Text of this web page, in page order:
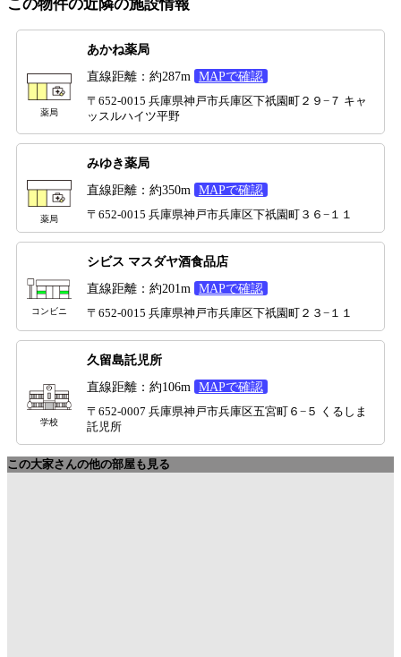
この物件の近隣の施設情報
薬局
あかね薬局
直線距離：約287m MAPで確認
〒652-0015 兵庫県神戸市兵庫区下祇園町２９−７ キャ
ッスルハイツ平野
薬局
みゆき薬局
直線距離：約350m MAPで確認
〒652-0015 兵庫県神戸市兵庫区下祇園町３６−１１
コンビニ
シビス マスダヤ酒食品店
直線距離：約201m MAPで確認
〒652-0015 兵庫県神戸市兵庫区下祇園町２３−１１
学校
久留島託児所
直線距離：約106m MAPで確認
〒652-0007 兵庫県神戸市兵庫区五宮町６−５ くるしま
託児所
この大家さんの他の部屋も見る